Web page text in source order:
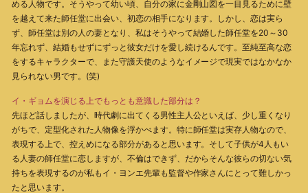
める人物です。そうやって幼い頃、自分の家に金剛山図を一目見るために壁
を越えて来た師任堂に出会い、初恋の相手になります。しかし、恋は実ら
ず、師任堂は別の人の妻となり、私はそうやって結婚した師任堂を20～30
年忘れず、結婚もせずにずっと彼女だけを愛し続けるんです。至純至高な恋
をするキャラクターで、また守護天使のようなイメージで現実ではなかなか
見られない男です。(笑)
イ・ギョムを演じる上でもっとも意識した部分は？
先ほど話しましたが、時代劇に出てくる男性主人公といえば、少し重くなり
がちで、定型化された人物像を浮かべます。特に師任堂は実存人物なので、
表現する上で、控えめになる部分があると思います。そして子供が4人もい
る人妻の師任堂に恋しますが、不倫はできず、だからそんな彼らの切ない気
持ちを表現するのが私もイ・ヨンエ先輩も監督や作家さんにとって難しかっ
たと思います。